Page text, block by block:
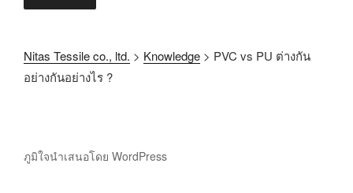
Nitas Tessile co., ltd. > Knowledge > PVC vs PU ต่างกัน
อย่างกันอย่างไร ?
ภูมิใจนำเสนอโดย WordPress